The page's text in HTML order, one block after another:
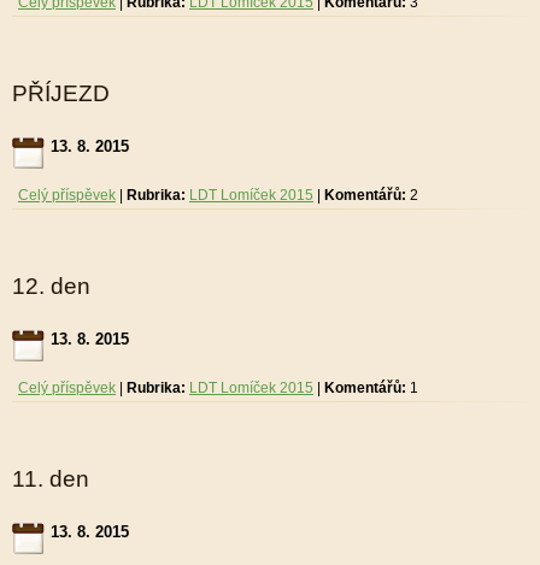
PŘÍJEZD
13. 8. 2015
Celý příspěvek Rubrika: LDT Lomíček 2015 Komentářů: 2
12. den
13. 8. 2015
Celý příspěvek Rubrika: LDT Lomíček 2015 Komentářů: 1
11. den
13. 8. 2015